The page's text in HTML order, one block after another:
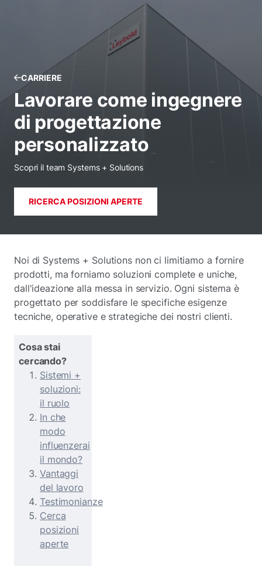
CARRIERE
Lavorare come ingegnere
di progettazione
personalizzato
Scopri il team Systems + Solutions
RICERCA POSIZIONI APERTE
Noi di Systems + Solutions non ci limitiamo a fornire
prodotti, ma forniamo soluzioni complete e uniche,
dall'ideazione alla messa in servizio. Ogni sistema è
progettato per soddisfare le specifiche esigenze
tecniche, operative e strategiche dei nostri clienti.
Cosa stai
cercando?
Sistemi +
soluzioni:
il ruolo
In che
modo
influenzerai
il mondo?
Vantaggi
del lavoro
Testimonianze
Cerca
posizioni
aperte